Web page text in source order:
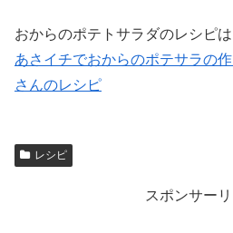
おからのポテトサラダのレシピ
あさイチでおからのポテサラの
さんのレシピ
レシピ
スポンサー